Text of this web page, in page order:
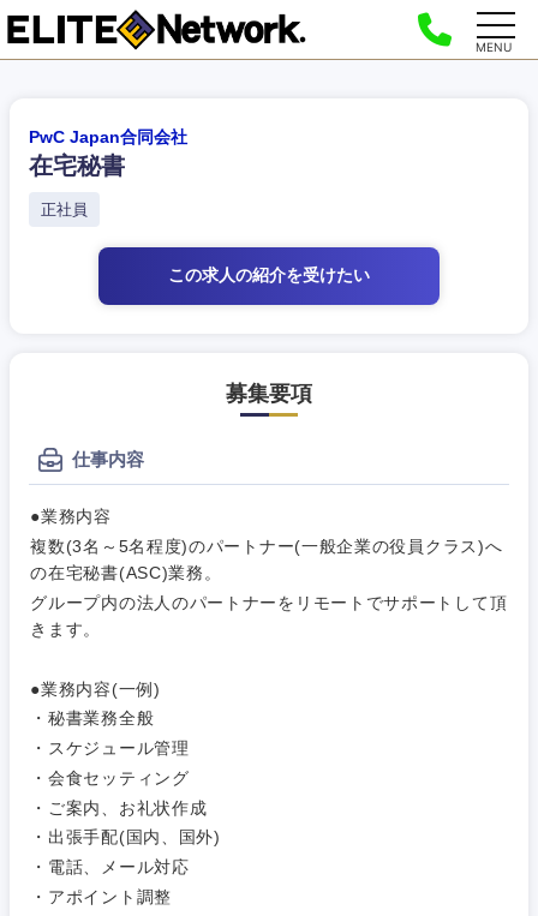
MENU
PwC Japan合同会社
在宅秘書
正社員
この求人の紹介を受けたい
募集要項
仕事内容
●業務内容
複数(3名～5名程度)のパートナー(一般企業の役員クラス)へ
の在宅秘書(ASC)業務。
グループ内の法人のパートナーをリモートでサポートして頂
きます。
●業務内容(一例)
・秘書業務全般
・スケジュール管理
・会食セッティング
・ご案内、お礼状作成
・出張手配(国内、国外)
・電話、メール対応
・アポイント調整
経営企
画・事業
企画
経営ボー
経営企画・事業企画
経営ボード
管理
SCM
商社・卸
エネルギー・資源・環境
自動車・機械・船舶
北海道・東北地方
北海道
秋田県
希望年収
推奨年齢